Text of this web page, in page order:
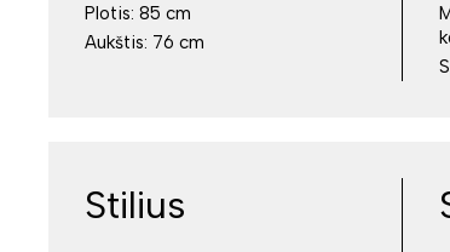
Plotis: 85 cm
Aukštis: 76 cm
Stilius